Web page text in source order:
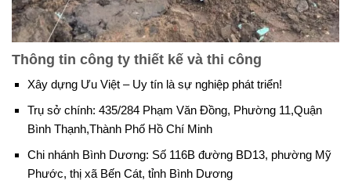
Thông tin công ty thiết kế và thi công
Xây dựng Ưu Việt – Uy tín là sự nghiệp phát triển!
Trụ sở chính: 435/284 Phạm Văn Đồng, Phường 11,Quận
Bình Thạnh,Thành Phố Hồ Chí Minh
Chi nhánh Bình Dương: Số 116B đường BD13, phường Mỹ
Phước, thị xã Bến Cát, tỉnh Bình Dương